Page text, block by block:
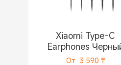
Xiaomi Type-C
Earphones
От 3 590 ₸